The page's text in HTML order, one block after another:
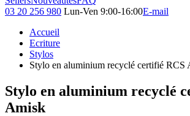
03 20 256 980 Lun-Ven 9:00-16:00E-mail
Accueil
Ecriture
Stylos
Stylo en aluminium recyclé certifié RCS
Stylo en aluminium recyclé
Amisk